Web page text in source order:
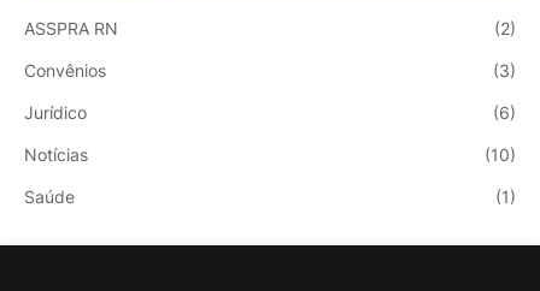
ASSPRA RN (2)
Convênios (3)
Jurídico (6)
Notícias (10)
Saúde (1)